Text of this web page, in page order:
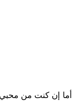
أما إن كنت من